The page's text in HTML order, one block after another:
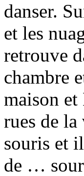
danser.
et les
retrouve
chambre
maison et
rues de
souris et
de …